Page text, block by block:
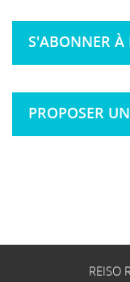
S'ABONNER À
PROPOSER
REISO